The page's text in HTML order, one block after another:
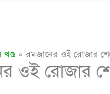
খণ্ড রমজানের ওই রোজার
ওই রোজার